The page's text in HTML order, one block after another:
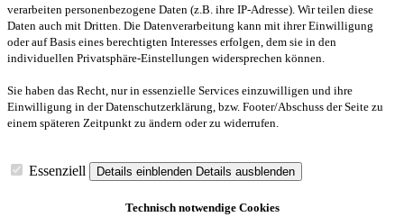
verarbeiten personenbezogene Daten (z.B. ihre IP-Adresse). Wir teilen diese
Daten auch mit Dritten. Die Datenverarbeitung kann mit ihrer Einwilligung
oder auf Basis eines berechtigten Interesses erfolgen, dem sie in den
individuellen Privatsphäre-Einstellungen widersprechen können.
Sie haben das Recht, nur in essenzielle Services einzuwilligen und ihre
Einwilligung in der Datenschutzerklärung, bzw. Footer/Abschuss der Seite zu
einem späteren Zeitpunkt zu ändern oder zu widerrufen.
Essenziell Details einblenden Details ausblenden
Technisch notwendige Cookies